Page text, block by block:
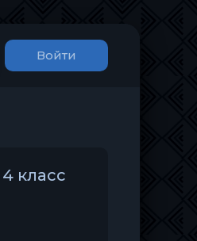
Войти
класс